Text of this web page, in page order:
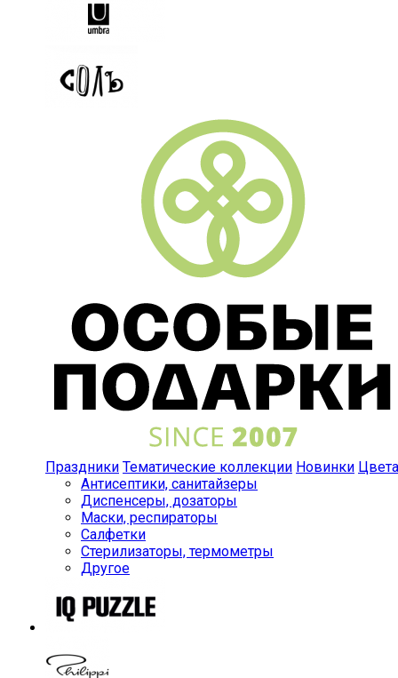
Праздники Тематические коллекции Новинки Цвета
Антисептики, санитайзеры
Диспенсеры, дозаторы
Маски, респираторы
Салфетки
Стерилизаторы, термометры
Другое